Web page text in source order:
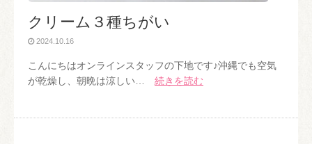
クリーム３種ちがい
2024.10.16
こんにちはオンラインスタッフの下地です♪沖縄でも空気
が乾燥し、朝晩は涼しい… 続きを読む